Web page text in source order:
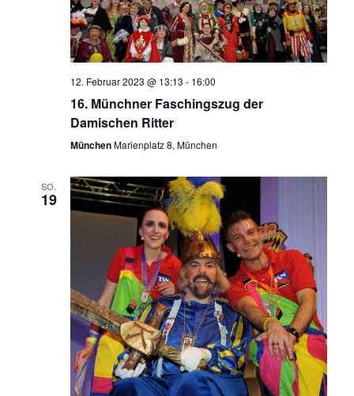
12. Februar 2023 @ 13:13 - 16:00
16. Münchner Faschingszug der
Damischen Ritter
MünchenMarienplatz 8, München
SO.
19